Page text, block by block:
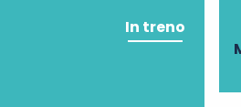
In treno